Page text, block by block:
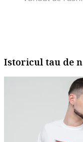
Istoricul tau de